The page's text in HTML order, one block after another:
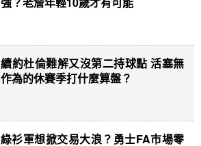
續約杜倫難解又沒第二持球點 活塞無
作為的休賽季打什麼算盤？
綠衫軍想掀交易大浪？勇士FA市場零